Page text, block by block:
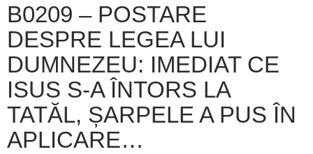
B0209 – POSTARE
DESPRE LEGEA LUI
DUMNEZEU: IMEDIAT CE
ISUS S-A ÎNTORS LA
TATĂL, ȘARPELE A PUS ÎN
APLICARE…